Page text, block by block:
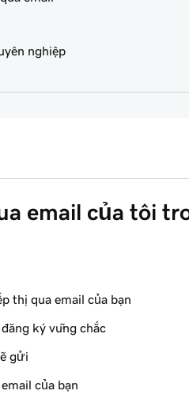
nghiệp
của bạn
email của tôi
thị qua email của bạn
ký vững chắc
gửi
của bạn